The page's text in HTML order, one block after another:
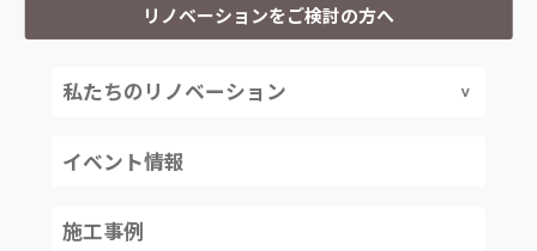
リノベーションをご検討の方へ
私たちのリノベーション
イベント情報
施工事例